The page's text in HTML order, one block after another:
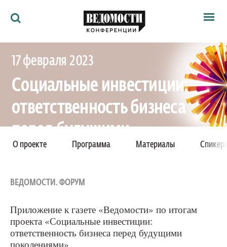
Партнёрам
Ведомости
Как потратить
Ведомости&
17 февраля 2023
Социальные инвестиции:
ответственность бизнеса
перед будущими
поколениями
Конференция
Москва, Сафмар Аврора Люкс, улица Петровка, 11
О проекте Программа Материалы
ВЕДОМОСТИ. ФОРУМ
Приложение к газете «Ведомости» по итогам
проекта «Социальные инвестиции:
ответственность бизнеса перед будущими
поколениями».